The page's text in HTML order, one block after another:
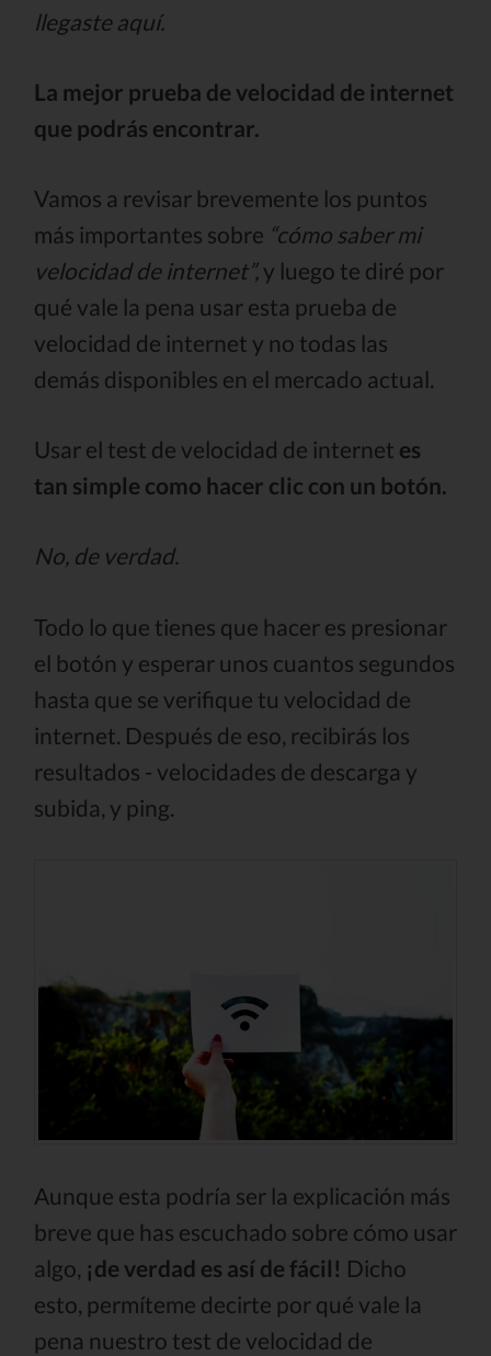
llegaste aquí.
La mejor prueba de velocidad de internet
que podrás encontrar.
Vamos a revisar brevemente los puntos
más importantes sobre “cómo saber mi
velocidad de internet”, y luego te diré por
qué vale la pena usar esta prueba de
velocidad de internet y no todas las
demás disponibles en el mercado actual.
Usar el test de velocidad de internet es
tan simple como hacer clic con un botón.
No, de verdad.
Todo lo que tienes que hacer es presionar
el botón y esperar unos cuantos segundos
hasta que se verifique tu velocidad de
internet. Después de eso, recibirás los
resultados - velocidades de descarga y
subida, y ping.
Aunque esta podría ser la explicación más
breve que has escuchado sobre cómo usar
algo, ¡de verdad es así de fácil! Dicho
esto, permíteme decirte por qué vale la
pena nuestro test de velocidad de